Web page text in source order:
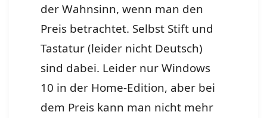
der Wahnsinn, wenn man den
Preis betrachtet. Selbst Stift und
Tastatur (leider nicht Deutsch)
sind dabei. Leider nur Windows
10 in der Home-Edition, aber bei
dem Preis kann man nicht mehr